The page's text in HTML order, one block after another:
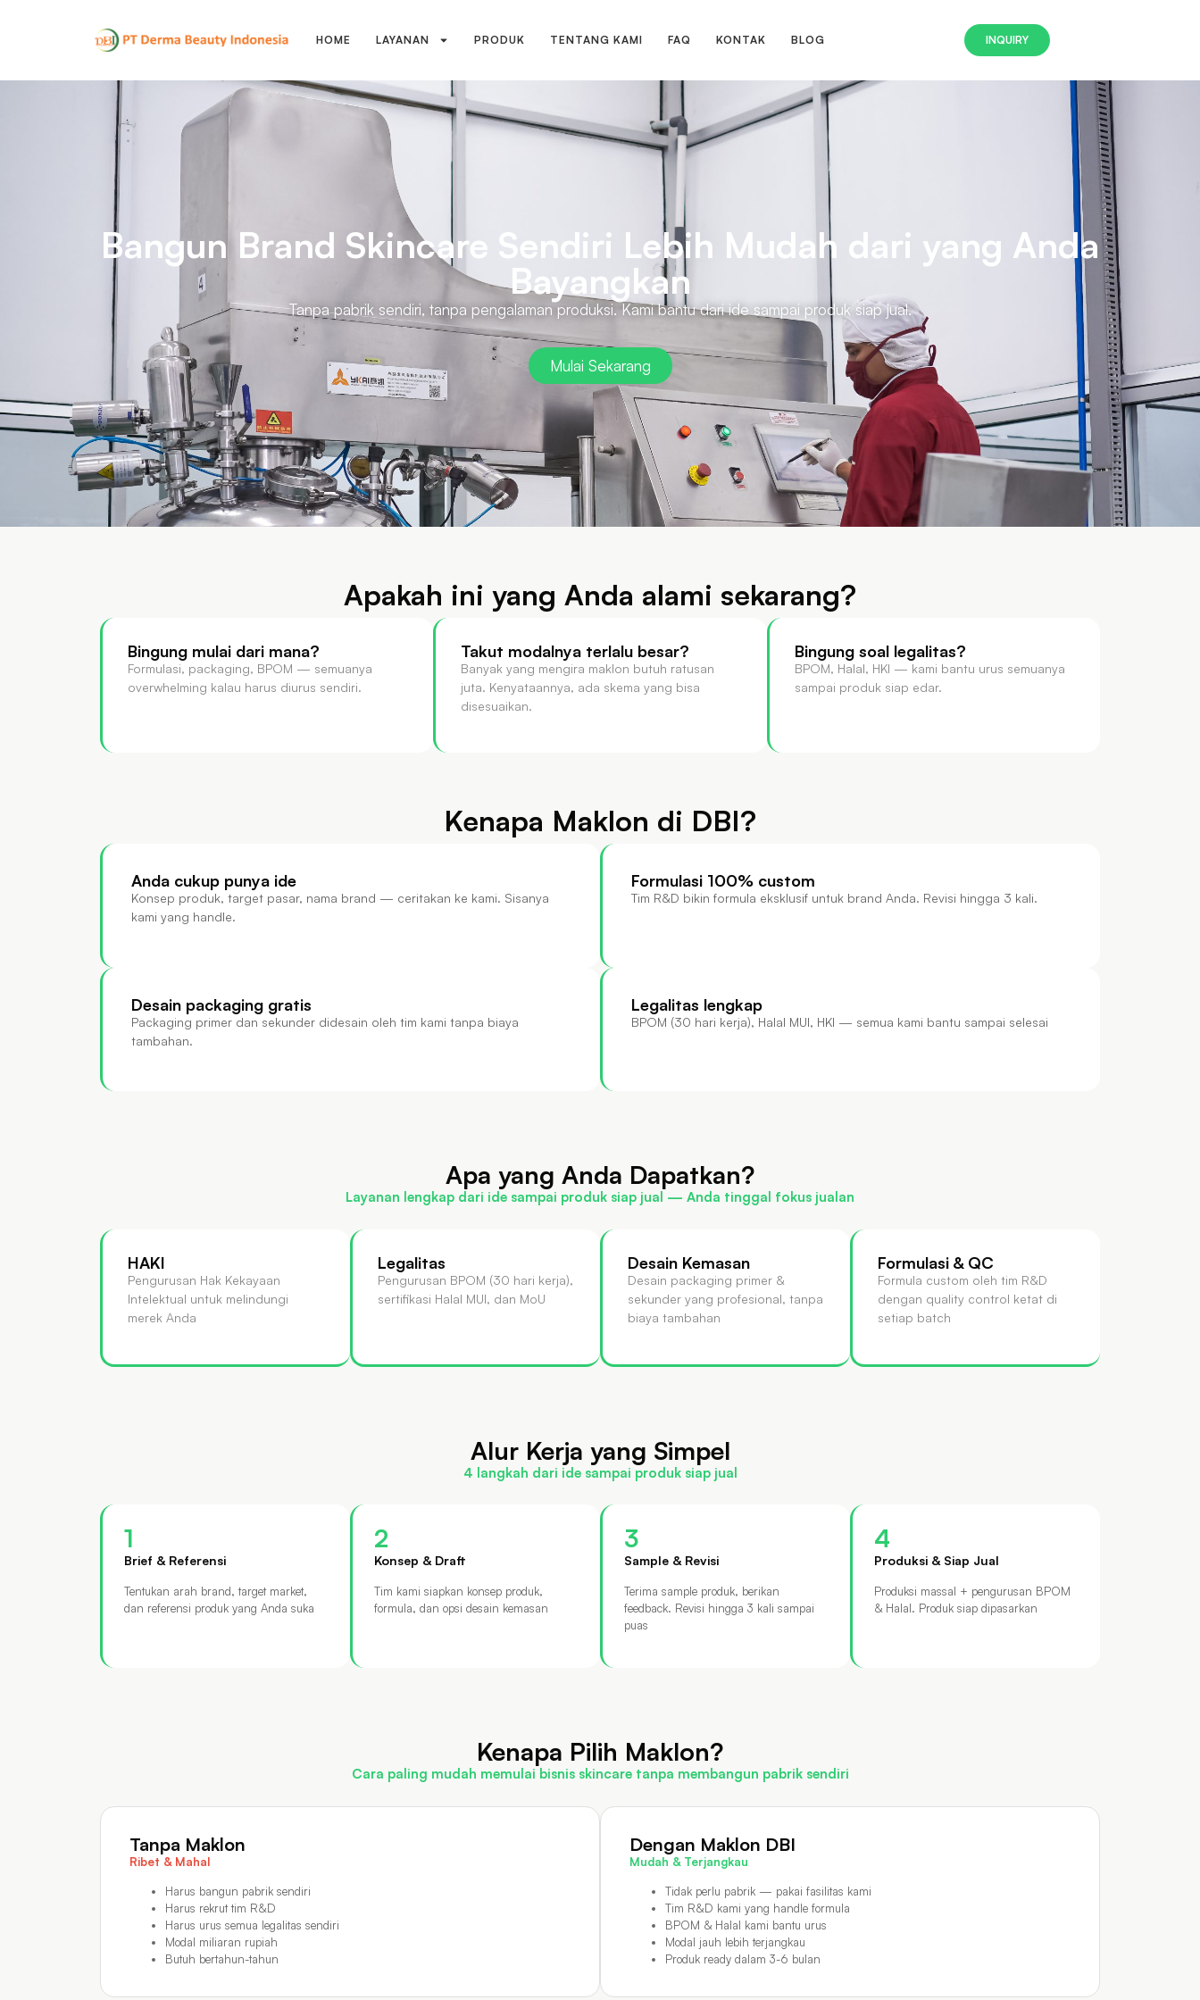
HOME LAYANAN PRODUK TENTANG KAMI FAQ KONTAK BLOG INQUIRY
Bangun Brand Skincare Sendiri Lebih Mudah dari yang Anda
Bayangkan
Tanpa pabrik sendiri, tanpa pengalaman produksi. Kami bantu dari ide sampai produk siap jual.
Mulai Sekarang
Apakah ini yang Anda alami sekarang?
Bingung mulai dari mana?
Formulasi, packaging, BPOM — semuanya
overwhelming kalau harus diurus sendiri.
Takut modalnya terlalu besar?
Banyak yang mengira maklon butuh ratusan
juta. Kenyataannya, ada skema yang bisa
disesuaikan.
Bingung soal legalitas?
BPOM, Halal, HKI — kami bantu urus semuanya
sampai produk siap edar.
Kenapa Maklon di DBI?
Anda cukup punya ide
Konsep produk, target pasar, nama brand — ceritakan ke kami. Sisanya
kami yang handle.
Formulasi 100% custom
Tim R&D bikin formula eksklusif untuk brand Anda. Revisi hingga 3 kali.
Desain packaging gratis
Packaging primer dan sekunder didesain oleh tim kami tanpa biaya
tambahan.
Legalitas lengkap
BPOM (30 hari kerja), Halal MUI, HKI — semua kami bantu sampai selesai
Apa yang Anda Dapatkan?
Layanan lengkap dari ide sampai produk siap jual — Anda tinggal fokus jualan
HAKI
Pengurusan Hak Kekayaan
Intelektual untuk melindungi
merek Anda
Legalitas
Pengurusan BPOM (30 hari kerja),
sertifikasi Halal MUI, dan MoU
Desain Kemasan
Desain packaging primer &
sekunder yang profesional, tanpa
biaya tambahan
Formulasi & QC
Formula custom oleh tim R&D
dengan quality control ketat di
setiap batch
Alur Kerja yang Simpel
4 langkah dari ide sampai produk siap jual
1
Brief & Referensi
Tentukan arah brand, target market,
dan referensi produk yang Anda suka
2
Konsep & Draft
Tim kami siapkan konsep produk,
formula, dan opsi desain kemasan
3
Sample & Revisi
Terima sample produk, berikan
feedback. Revisi hingga 3 kali sampai
puas
4
Produksi & Siap Jual
Produksi massal + pengurusan BPOM
& Halal. Produk siap dipasarkan
Kenapa Pilih Maklon?
Cara paling mudah memulai bisnis skincare tanpa membangun pabrik sendiri
Tanpa Maklon
Ribet & Mahal
Harus bangun pabrik sendiri
Harus rekrut tim R&D
Harus urus semua legalitas sendiri
Modal miliaran rupiah
Butuh bertahun-tahun
Dengan Maklon DBI
Mudah & Terjangkau
Tidak perlu pabrik — pakai fasilitas kami
Tim R&D kami yang handle formula
BPOM & Halal kami bantu urus
Modal jauh lebih terjangkau
Produk ready dalam 3-6 bulan